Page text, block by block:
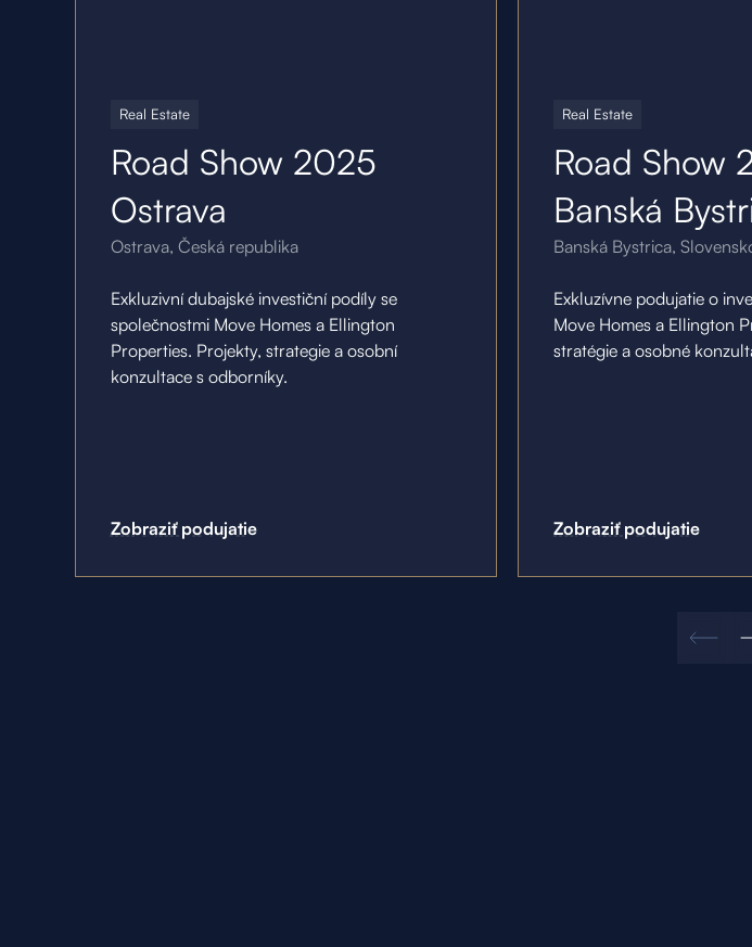
Real Estate
Road Show 2025
Ostrava
Ostrava, Česká republika
Exkluzivní dubajské investiční podíly se
společnostmi Move Homes a Ellington
Properties. Projekty, strategie a osobní
konzultace s odborníky.
Zobraziť podujatie
Real Estate
Road Show
Banská
Banská Bystrica,
Exkluzívne podujatie o
Move Homes a Ellington
stratégie a osobné
Zobraziť podujatie